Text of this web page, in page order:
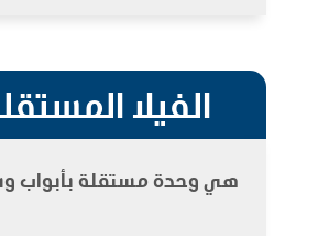
الفيلا
هي وحدة مستقلة بأبواب